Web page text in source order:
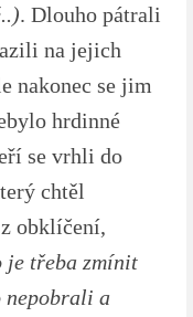
. Dlouho pátrali
na jejich
nakonec se jim
hrdinné
se vrhli do
chtěl
obklíčení,
je třeba zmínit
nepobrali a